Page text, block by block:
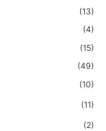
(13)
(4)
(15)
(49)
(10)
(11)
(2)